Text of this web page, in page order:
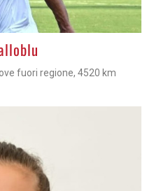
fuori regione, 4520 km